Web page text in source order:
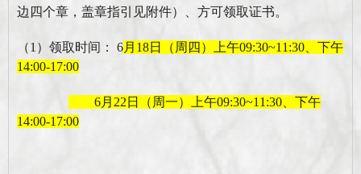
边四个章 ， 盖章指引见附件） 方可领取证书。
（1） 领取时间： 6月 18日（周 四 ） 上午09:30~11 :30、下午
14:00-17:00
6月22日（周一）上午09:30~11 :30、下午
14:00-17:00